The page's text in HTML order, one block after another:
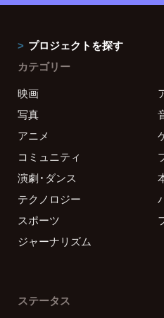
プロジェクトを探す
カテゴリー
映画
写真
アニメ
コミュニティ
演劇・ダンス
テクノロジー
スポーツ
ジャーナリズム
ステータス